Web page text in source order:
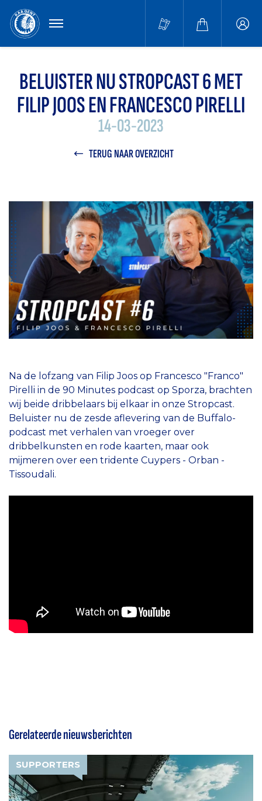
MENU
BELUISTER NU STROPCAST 6 MET
FILIP JOOS EN FRANCESCO PIRELLI
14-03-2023
TERUG NAAR OVERZICHT
Na de lofzang van Filip Joos op Francesco "Franco"
Pirelli in de 90 Minutes podcast op Sporza, brachten
wij beide dribbelaars bij elkaar in onze Stropcast.
Beluister nu de zesde aflevering van de Buffalo-
podcast met verhalen van vroeger over
dribbelkunsten en rode kaarten, maar ook
mijmeren over een tridente Cuypers - Orban -
Tissoudali.
Gerelateerde nieuwsberichten
SUPPORTERS